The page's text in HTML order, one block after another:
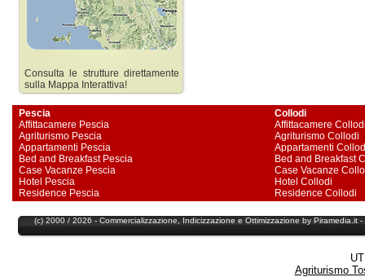
Consulta le strutture direttamente
sulla Mappa Interattiva!
Pescia
Affittacamere Pescia
Agriturismo Pescia
Appartamenti Pescia
Bed and Breakfast Pescia
Case Vacanze Pescia
Hotel Pescia
Residence Pescia
Collodi
Affittacamere
Agriturismo Collodi
Appartamenti
Bed and Breakfast
Case Vacanze
Hotel Collodi
Residence Collodi
(c) 2000 / 2026 - Commercializzazione, Indicizzazione e Ottimizzazione by Piramedia .it
Agriturismo